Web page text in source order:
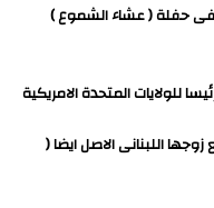
فى حفلة ( عشاء الشموع )
للولايات المتحدة الامريكية
اللبنانى الاصل ايضا (